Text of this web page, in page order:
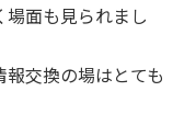
面も見られまし
交換の場はとても